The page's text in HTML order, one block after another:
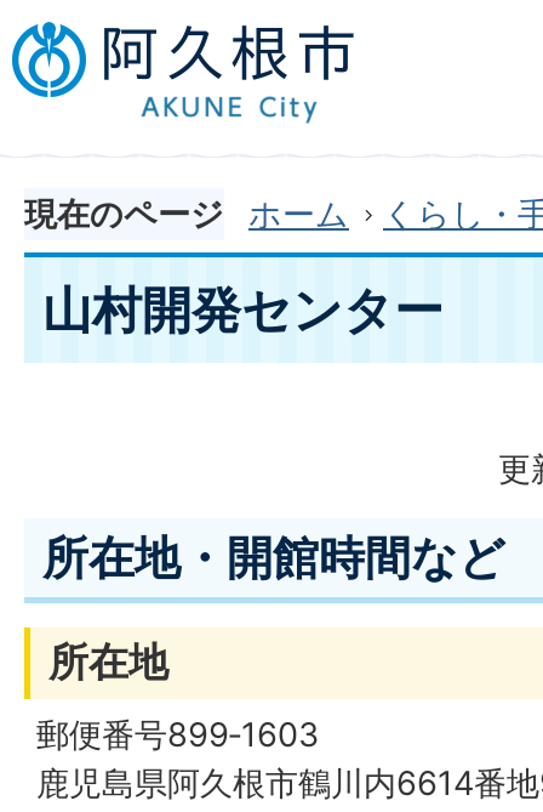
現在のページ ホーム くらし・
山村開発センター
更
所在地・開館時間など
所在地
郵便番号899‐1603
鹿児島県阿久根市鶴川内6614番